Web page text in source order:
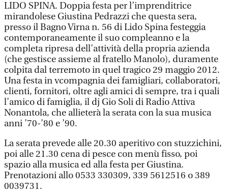
LIDO SPINA. Doppia festa per l’imprenditrice
mirandolese Giustina Pedrazzi che questa sera,
presso il Bagno Virna n. 56 di Lido Spina festeggia
contemporaneamente il suo compleanno e la
completa ripresa dell’attività della propria azienda
(che gestisce assieme al fratello Manolo), duramente
colpita dal terremoto in quel tragico 29 maggio 2012.
Una festa in vcompagnia dei famigliari, collaboratori,
clienti, fornitori, oltre agli amici di sempre, tra i quali
l’amico di famiglia, il dj Gio Soli di Radio Attiva
Nonantola, che allieterà la serata con la sua musica
anni ’70-’80 e ’90.
La serata prevede alle 20.30 aperitivo con stuzzichini,
poi alle 21.30 cena di pesce con menù fisso, poi
spazio alla musica ed alla festa per Giustina.
Prenotazioni allo 0533 330309, 339 5612516 o 389
0039731.